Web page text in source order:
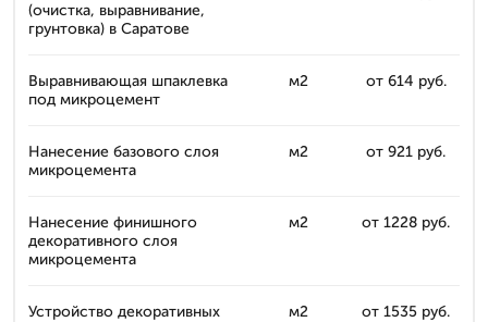
(очистка, выравнивание,
грунтовка) в Саратове
Выравнивающая шпаклевка
под микроцемент
м2 от 614 руб.
Нанесение базового слоя
микроцемента
м2 от 921 руб.
Нанесение финишного
декоративного слоя
микроцемента
м2 от 1228 руб.
Устройство декоративных
м2 от 1535 руб.